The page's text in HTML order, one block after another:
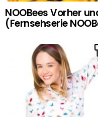
NOOBees Vorher
(Fernsehserie